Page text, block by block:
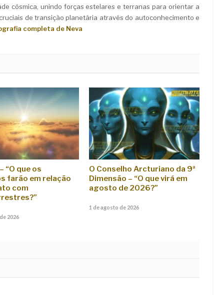
cósmica, unindo forças estelares e terranas para orientar a
de transição planetária através do autoconhecimento e
completa de Neva
“O que os
farão em relação
com
2026
O Conselho Arcturiano da 9ª
Dimensão – “O que virá em
agosto de 2026?”
1 de agosto de 2026